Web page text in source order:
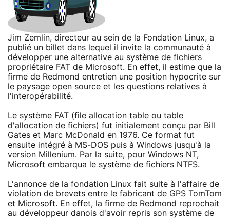
Jim Zemlin, directeur au sein de la Fondation Linux, a
publié un billet dans lequel il invite la communauté à
développer une alternative au système de fichiers
propriétaire FAT de Microsoft. En effet, il estime que la
firme de Redmond entretien une position hypocrite sur
le paysage open source et les questions relatives à
l'interopérabilité.
Le système FAT (file allocation table ou table
d'allocation de fichiers) fut initialement conçu par Bill
Gates et Marc McDonald en 1976. Ce format fut
ensuite intégré à MS-DOS puis à Windows jusqu'à la
version Millenium. Par la suite, pour Windows NT,
Microsoft embarqua le système de fichiers NTFS.
L'annonce de la fondation Linux fait suite à l'affaire de
violation de brevets entre le fabricant de GPS TomTom
et Microsoft. En effet, la firme de Redmond reprochait
au développeur danois d'avoir repris son système de